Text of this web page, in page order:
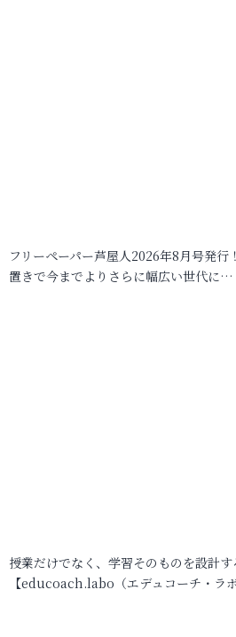
フリーペーパー芦屋人2026年8月号発
置きで今までよりさらに幅広い世代に…
授業だけでなく、学習そのものを設計
【educoach.labo（エデュコーチ・ラ